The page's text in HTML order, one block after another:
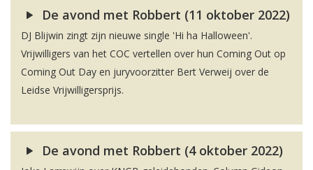
De avond met Robbert (11 oktober 2022)
DJ Blijwin zingt zijn nieuwe single 'Hi ha Halloween'.
Vrijwilligers van het COC vertellen over hun Coming Out op
Coming Out Day en juryvoorzitter Bert Verweij over de
Leidse Vrijwilligersprijs.
De avond met Robbert (4 oktober 2022)